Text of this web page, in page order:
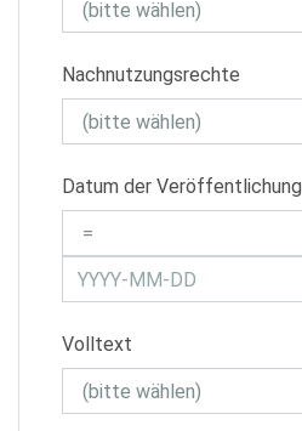
Nachnutzungsrechte
Datum der Veröffentlichung
Volltext